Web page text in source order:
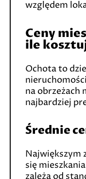
względem
Ceny
ile
Ochota to
na obrzeżach
najbardziej
Średnie
Największym
się
zależą od